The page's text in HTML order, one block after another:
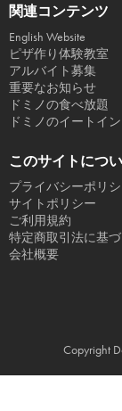
関連コンテンツ
English Website
ピザ作り体験教室
アルバイト募集
重要なお知らせ
ドミノの食べ放題
ドミノのイートイン
このサイトにつ
プライバシーポリ
サイトポリシー
ご利用規約
特定商取引法に基
会社概要
Copyright